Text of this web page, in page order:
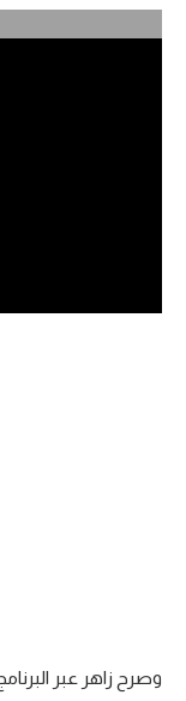
الدوري السعودي
دوري أبطال
سعودي في الجول
وصرح زاهر عبر